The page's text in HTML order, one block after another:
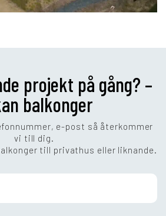
projekt på gång? –
balkonger
e-post så återkommer
vi till dig.
till privathus eller liknande.